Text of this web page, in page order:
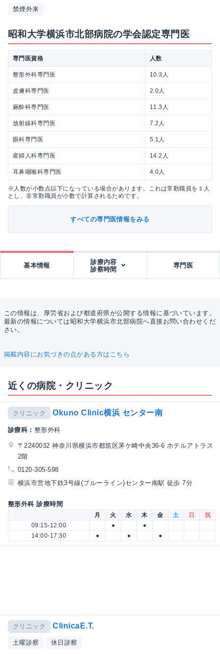
禁煙外来
昭和大学横浜市北部病院の学会認定専門医
専門医資格 人数
整形外科専門医 10.3人
皮膚科専門医 2.0人
麻酔科専門医 11.3人
放射線科専門医 7.2人
眼科専門医 5.1人
産婦人科専門医 14.2人
耳鼻咽喉科専門医 4.0人
※人数が小数点以下になっている場合があります。これは常勤職員を１人
とし、非常勤職員が小数で計算されるためです。
すべての専門医情報をみる
基本情報
診療内容
診察時間
専門医
この情報は、厚労省および都道府県が公開する情報に基づいています。
最新の情報については昭和大学横浜市北部病院へ直接お問い合わせくだ
さい。
掲載内容にお気づきの点がある方はこちら
近くの病院・クリニック
クリニック Okuno Clinic横浜 センター南
診療科： 整形外科
〒2240032 神奈川県横浜市都筑区茅ケ崎中央36-6 ホテルアトラス
2階
0120-305-598
横浜市営地下鉄3号線(ブルーライン)センター南駅 徒歩 7分
整形外科 診療時間
月 火 水 木 金 土 日
祝
09:15-12:00
●
●
14:00-17:30
● ● ●
クリニック ClinicaE.T.
土曜診察 休日診察